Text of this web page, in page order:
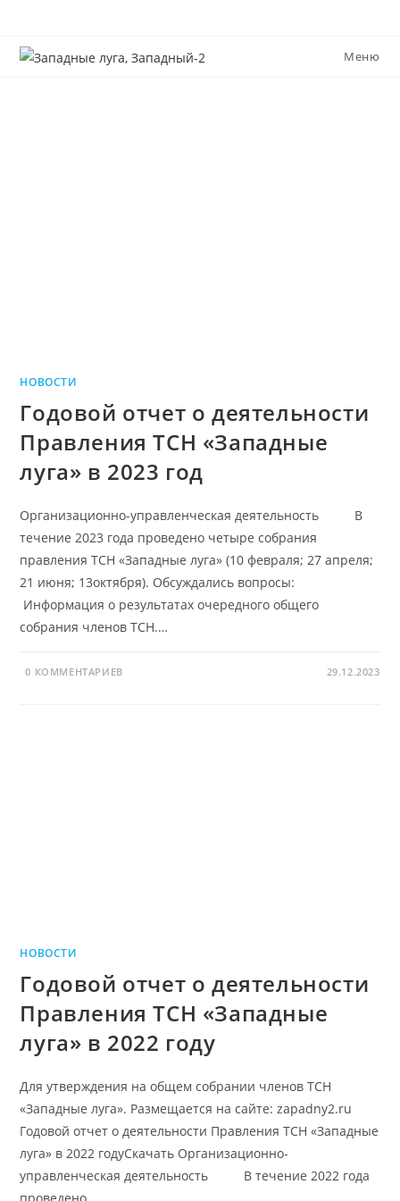
содержимому
Меню
НОВОСТИ
Годовой отчет о деятельности
Правления ТСН «Западные
луга» в 2023 год
Организационно-управленческая деятельность В
течение 2023 года проведено четыре собрания
правления ТСН «Западные луга» (10 февраля; 27 апреля;
21 июня; 13октября). Обсуждались вопросы:
Информация о результатах очередного общего
собрания членов ТСН.…
0 КОММЕНТАРИЕВ 29.12.2023
НОВОСТИ
Годовой отчет о деятельности
Правления ТСН «Западные
луга» в 2022 году
Для утверждения на общем собрании членов ТСН
«Западные луга». Размещается на сайте: zapadny2.ru
Годовой отчет о деятельности Правления ТСН «Западные
луга» в 2022 годуСкачать Организационно-
управленческая деятельность В течение 2022 года